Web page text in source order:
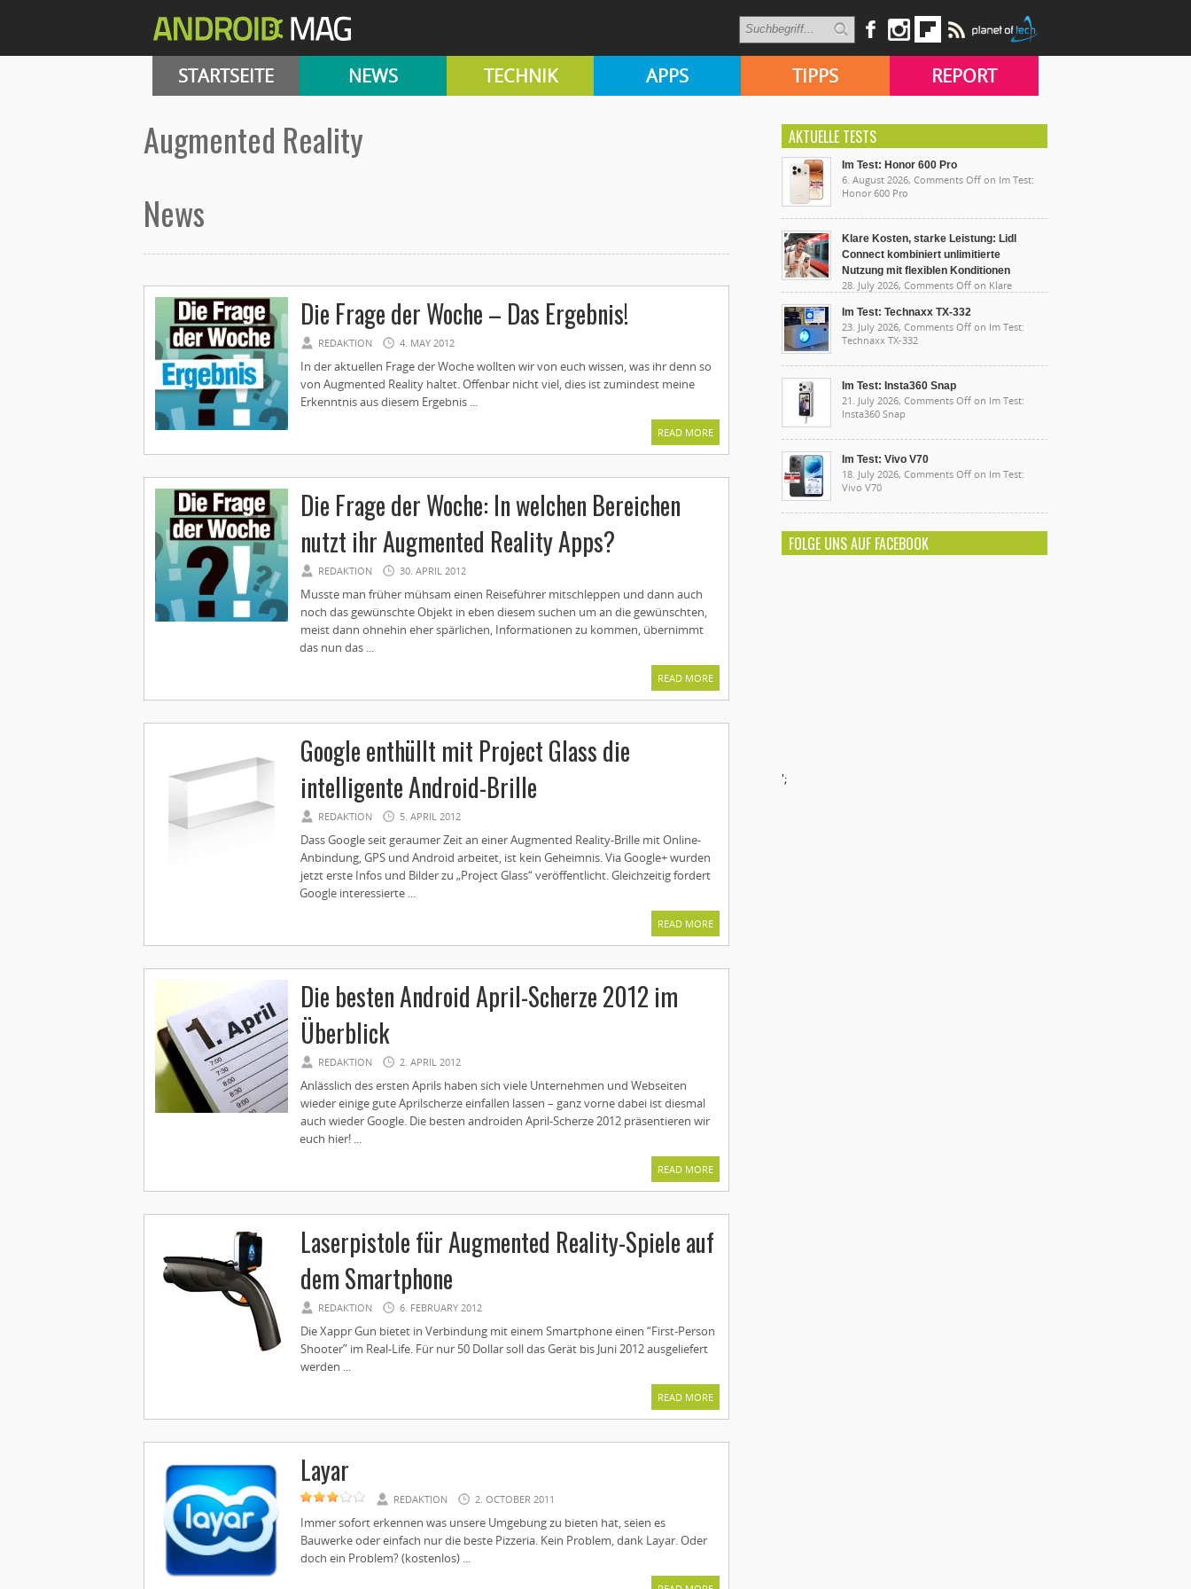
STARTSEITE NEWS TECHNIK APPS TIPPS REPORT
Augmented Reality
News
Die Frage der Woche – Das Ergebnis!
REDAKTION 4. MAY 2012
In der aktuellen Frage der Woche wollten wir von euch wissen, was ihr denn so
von Augmented Reality haltet. Offenbar nicht viel, dies ist zumindest meine
Erkenntnis aus diesem Ergebnis ...
READ MORE
Die Frage der Woche: In welchen Bereichen
nutzt ihr Augmented Reality Apps?
REDAKTION 30. APRIL 2012
Musste man früher mühsam einen Reiseführer mitschleppen und dann auch
noch das gewünschte Objekt in eben diesem suchen um an die gewünschten,
meist dann ohnehin eher spärlichen, Informationen zu kommen, übernimmt
das nun das ...
READ MORE
Google enthüllt mit Project Glass die
intelligente Android-Brille
REDAKTION 5. APRIL 2012
Dass Google seit geraumer Zeit an einer Augmented Reality-Brille mit Online-
Anbindung, GPS und Android arbeitet, ist kein Geheimnis. Via Google+ wurden
jetzt erste Infos und Bilder zu „Project Glass“ veröffentlicht. Gleichzeitig fordert
Google interessierte ...
READ MORE
Die besten Android April-Scherze 2012 im
Überblick
REDAKTION 2. APRIL 2012
Anlässlich des ersten Aprils haben sich viele Unternehmen und Webseiten
wieder einige gute Aprilscherze einfallen lassen – ganz vorne dabei ist diesmal
auch wieder Google. Die besten androiden April-Scherze 2012 präsentieren wir
euch hier! ...
READ MORE
Laserpistole für Augmented Reality-Spiele auf
dem Smartphone
REDAKTION 6. FEBRUARY 2012
Die Xappr Gun bietet in Verbindung mit einem Smartphone einen “First-Person
Shooter” im Real-Life. Für nur 50 Dollar soll das Gerät bis Juni 2012 ausgeliefert
werden ...
READ MORE
Layar
REDAKTION 2. OCTOBER 2011
Immer sofort erkennen was unsere Umgebung zu bieten hat, seien es
Bauwerke oder einfach nur die beste Pizzeria. Kein Problem, dank Layar. Oder
doch ein Problem? (kostenlos) ...
AKTUELLE TESTS
Im Test: Honor 600 Pro
6. August 2026, Comments Off on Im Test:
Honor 600 Pro
Klare Kosten, starke Leistung: Lidl
Connect kombiniert unlimitierte
Nutzung mit flexiblen Konditionen
28. July 2026, Comments Off on Klare
unlimitierte Nutzung mit flexiblen Konditionen
Im Test: Technaxx TX-332
23. July 2026, Comments Off on Im Test:
Technaxx TX-332
Im Test: Insta360 Snap
21. July 2026, Comments Off on Im Test:
Insta360 Snap
Im Test: Vivo V70
18. July 2026, Comments Off on Im Test:
Vivo V70
FOLGE UNS AUF FACEBOOK
';